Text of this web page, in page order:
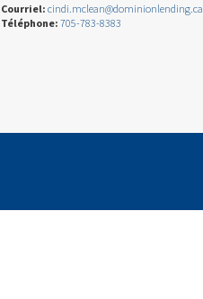
Courriel: cindi.mclean@dominionlending.ca
Téléphone: 705-783-8383